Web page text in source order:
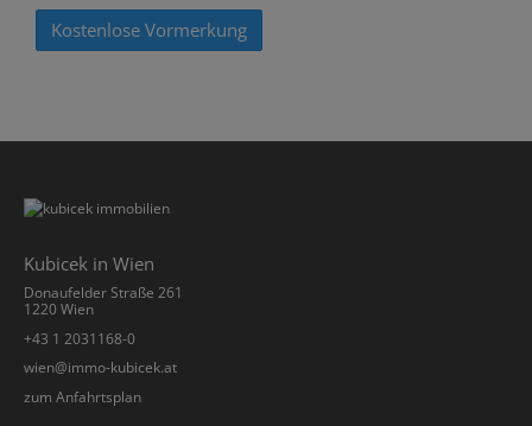
Kostenlose Vormerkung
Kubicek in Wien
Donaufelder Straße 261
1220 Wien
+43 1 2031168-0
­wien@immo-kubicek.at
zum Anfahrtsplan